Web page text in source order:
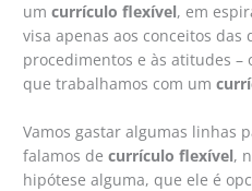
umcurrículo flexível, em
visa apenas aos conceitos
procedimentos e às atitudes
que trabalhamos com um
Vamos gastar algumas linhas
falamos decurrículo flexível,
hipótese alguma, que ele é